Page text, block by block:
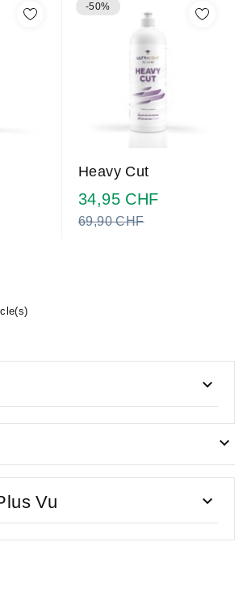
-50%
Heavy Cut
34,95 CHFPrix
69,90 CHF


Vu 